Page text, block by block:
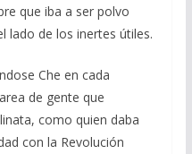
que iba a ser polvo
lado de los inertes útiles.
Che en cada
de gente que
como quien daba
con la Revolución